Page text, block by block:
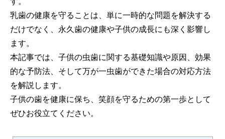
乳歯の健康を守ることは、単に一時的な問題を解決する
だけでなく、永久歯の健康や子供の成長にも深く影響し
ます。
本記事では、子供の虫歯に関する基礎知識や原因、効果
的な予防法、そして万が一虫歯ができた場合の対応方法
を解説します。
子供の歯を健康に保ち、笑顔を守るための第一歩として
ぜひお役立てください。